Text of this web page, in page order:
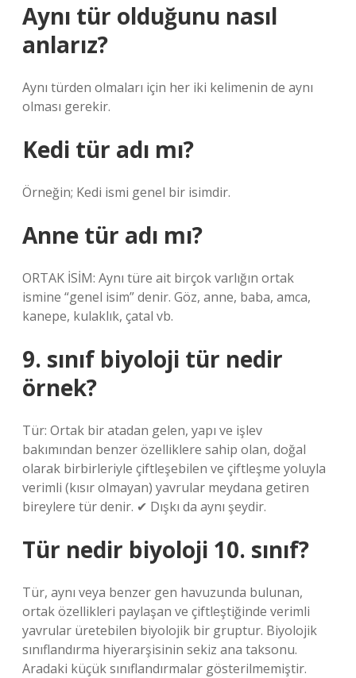
Aynı tür olduğunu nasıl
anlarız?
Aynı türden olmaları için her iki kelimenin de aynı
olması gerekir.
Kedi tür adı mı?
Örneğin; Kedi ismi genel bir isimdir.
Anne tür adı mı?
ORTAK İSİM: Aynı türe ait birçok varlığın ortak
ismine “genel isim” denir. Göz, anne, baba, amca,
kanepe, kulaklık, çatal vb.
9. sınıf biyoloji tür nedir
örnek?
Tür: Ortak bir atadan gelen, yapı ve işlev
bakımından benzer özelliklere sahip olan, doğal
olarak birbirleriyle çiftleşebilen ve çiftleşme yoluyla
verimli (kısır olmayan) yavrular meydana getiren
bireylere tür denir. ✔ Dışkı da aynı şeydir.
Tür nedir biyoloji 10. sınıf?
Tür, aynı veya benzer gen havuzunda bulunan,
ortak özellikleri paylaşan ve çiftleştiğinde verimli
yavrular üretebilen biyolojik bir gruptur. Biyolojik
sınıflandırma hiyerarşisinin sekiz ana taksonu.
Aradaki küçük sınıflandırmalar gösterilmemiştir.